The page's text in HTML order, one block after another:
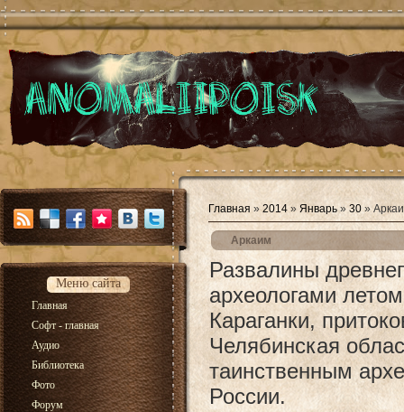
Меню сайта
Главная
Софт - главная
Аудио
Библиотека
Фото
Форум
Главная » 2014 » Январь » 30 »
Аркаим
Развалины
археологами
Караганки,
Челябинская
таинственным
России.